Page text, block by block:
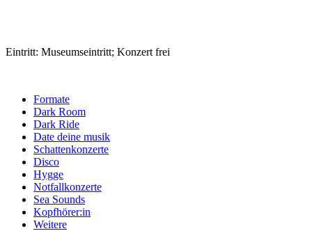
Eintritt: Museumseintritt; Konzert frei
Formate
Dark Room
Dark Ride
Date deine musik
Schattenkonzerte
Disco
Hygge
Notfallkonzerte
Sea Sounds
Kopfhörer:in
Weitere